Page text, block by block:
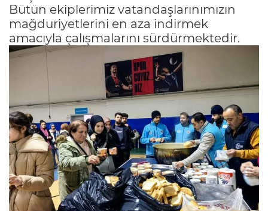
Bütün ekiplerimiz vatandaşlarınımızın
mağduriyetlerini en aza indirmek
amacıyla çalışmalarını sürdürmektedir.